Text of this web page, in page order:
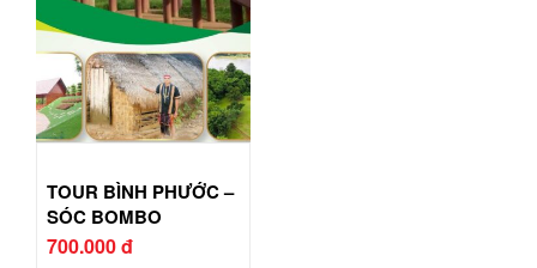
TOUR BÌNH PHƯỚC –
SÓC BOMBO
700.000 đ